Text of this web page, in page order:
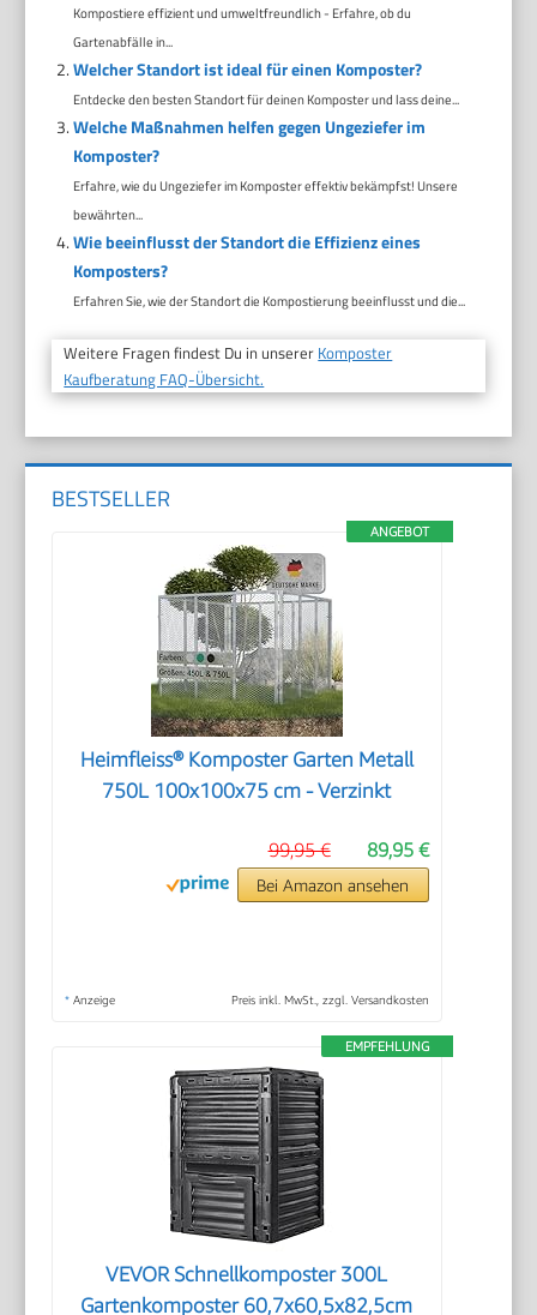
Kompostiere effizient und umweltfreundlich - Erfahre, ob du
Gartenabfälle in...
Welcher Standort ist ideal für einen Komposter?
Entdecke den besten Standort für deinen Komposter und lass deine...
Welche Maßnahmen helfen gegen Ungeziefer im
Komposter?
Erfahre, wie du Ungeziefer im Komposter effektiv bekämpfst! Unsere
bewährten...
Wie beeinflusst der Standort die Effizienz eines
Komposters?
Erfahren Sie, wie der Standort die Kompostierung beeinflusst und die...
Weitere Fragen findest Du in unserer Komposter
Kaufberatung FAQ-Übersicht.
BESTSELLER
ANGEBOT
Heimfleiss® Komposter Garten Metall
750L 100x100x75 cm - Verzinkt
89,95 €
99,95 €
Bei Amazon ansehen
* Anzeige Preis inkl. MwSt., zzgl. Versandkosten
EMPFEHLUNG
VEVOR Schnellkomposter 300L
Gartenkomposter 60,7x60,5x82,5cm